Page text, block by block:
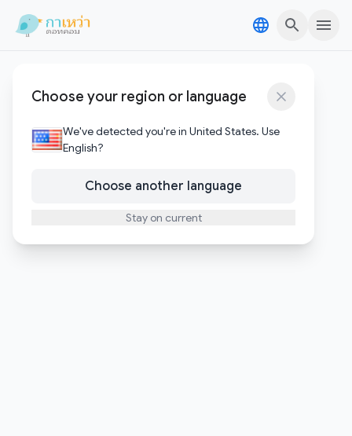
Choose your region or language
We've detected you're in United States. Use
English?
Choose another language
Stay on current
สมัครบิทคอยน์
บทความ